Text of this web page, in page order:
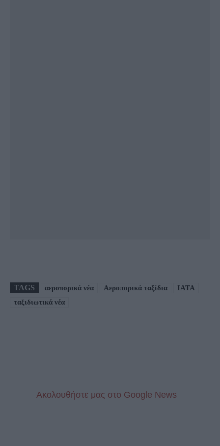
TAGS αεροπορικά νέα Αεροπορικά ταξίδια
ΙΑΤΑ
ταξιδιωτικά νέα
Aκολουθήστε μας στo Google News